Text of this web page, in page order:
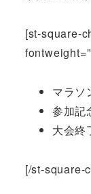
[st-square-
マラソ
参加記
大会終
[/st-square-